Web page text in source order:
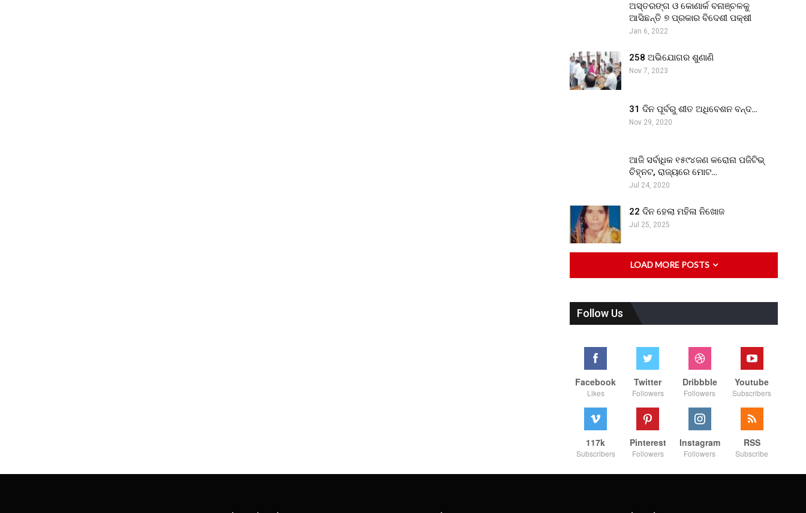
ଅସ୍ତରଙ୍ଗ ଓ କୋଣାର୍କ ବନାଞ୍ଚଳକୁ
ଆସିଛନ୍ତି ୭ ପ୍ରକାର ବିଦେଶୀ ପକ୍ଷୀ
Jan 6, 2022
258 ଅଭିଯୋଗର ଶୁଣାଣି
Nov 7, 2023
31 ଦିନ ପୂର୍ବରୁ ଶୀତ ଅଧିବେଶନ ବନ୍ଦ…
Nov 29, 2020
ଆଜି ସର୍ବାଧିକ ୧୫୯୪ଜଣ କରୋନା ପଜିଟିଭ୍
ଚିହ୍ନଟ, ରାଜ୍ୟରେ ମୋଟ…
Jul 24, 2020
22 ଦିନ ହେଲା ମହିଳା ନିଖୋଜ
Jul 25, 2025
LOAD MORE POSTS
Follow Us
Facebook
Likes
Twitter
Followers
Dribbble
Followers
Youtube
Subscribers
117k
Subscribers
Pinterest
Followers
Instagram
Followers
RSS
Subscribe